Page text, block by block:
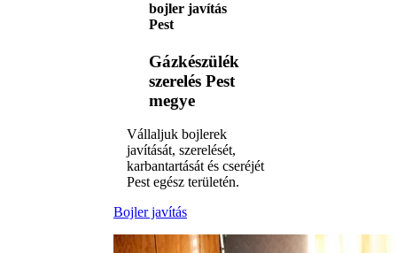
bojler javítás
Pest
Gázkészülék
szerelés Pest
megye
Vállaljuk bojlerek
javítását, szerelését,
karbantartását és cseréjét
Pest egész területén.
Bojler javítás